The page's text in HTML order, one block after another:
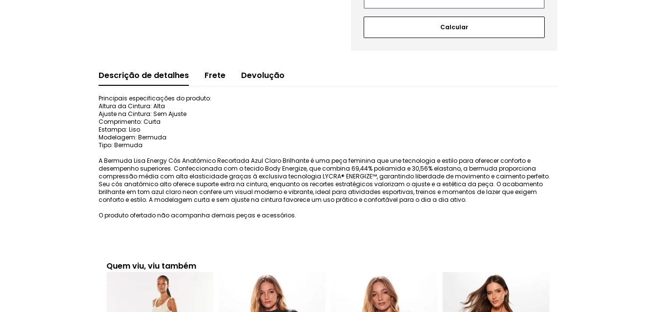
Descrição de detalhes Frete Devolução
Principais especificações do produto:
Altura da Cintura: Alta
Ajuste na Cintura: Sem Ajuste
Comprimento: Curta
Estampa: Liso
Modelagem: Bermuda
Tipo: Bermuda
A Bermuda Lisa Energy Cós Anatômico Recortada Azul Claro Brilhante é uma peça feminina que une tecnologia e estilo para oferecer conforto e
desempenho superiores. Confeccionada com o tecido Body Energize, que combina 69,44% poliamida e 30,56% elastano, a bermuda proporciona
compressão média com alta elasticidade graças à exclusiva tecnologia LYCRA® ENERGIZE™, garantindo liberdade de movimento e caimento perfeito.
Seu cós anatômico alto oferece suporte extra na cintura, enquanto os recortes estratégicos valorizam o ajuste e a estética da peça. O acabamento
brilhante em tom azul claro neon confere um visual moderno e vibrante, ideal para atividades esportivas, treinos e momentos de lazer que exigem
conforto e estilo. A modelagem curta e sem ajuste na cintura favorece um uso prático e confortável para o dia a dia ativo.
O produto ofertado não acompanha demais peças e acessórios.
Quem viu, viu também